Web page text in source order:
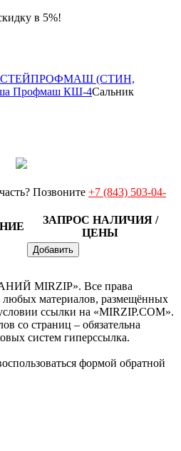
в 5%!
ПРОФМАШ (СТИН,
Профмаш КШ-4Сальник
Позвоните +7 (843) 503-04-
ЗАПРОС НАЛИЧИЯ /
ЦЕНЫ
Добавить
MIRZIP». Все права
материалов, размещённых
ссылки на «MIRZIP.COM».
со страниц – обязательна
систем гиперссылка.
формой обратной